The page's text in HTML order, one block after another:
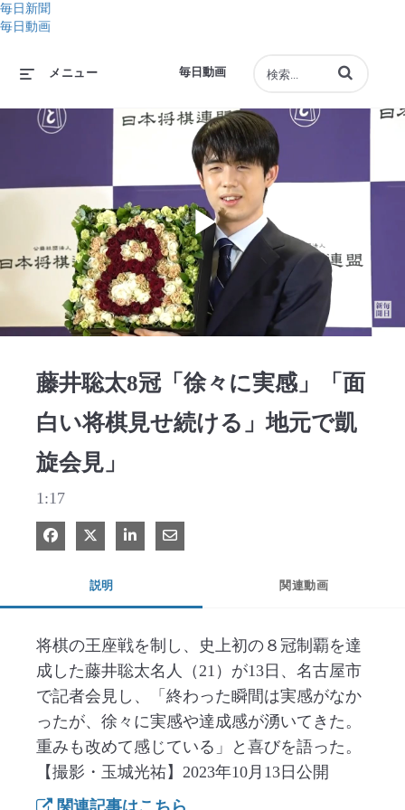
毎日新聞
毎日動画
毎日動画
メニュー 動画の検索語句
Play
藤井聡太8冠「徐々に実感」「面
白い将棋見せ続ける」地元で凱
旋会見」
1:17
Facebook で共有
Xで共有する
LinkedIn で共有
電子メールで共有
説明 関連動画
将棋の王座戦を制し、史上初の８冠制覇を達
成した藤井聡太名人（21）が13日、名古屋市
で記者会見し、「終わった瞬間は実感がなか
ったが、徐々に実感や達成感が湧いてきた。
重みも改めて感じている」と喜びを語った。
【撮影・玉城光祐】2023年10月13日公開
関連記事はこちら